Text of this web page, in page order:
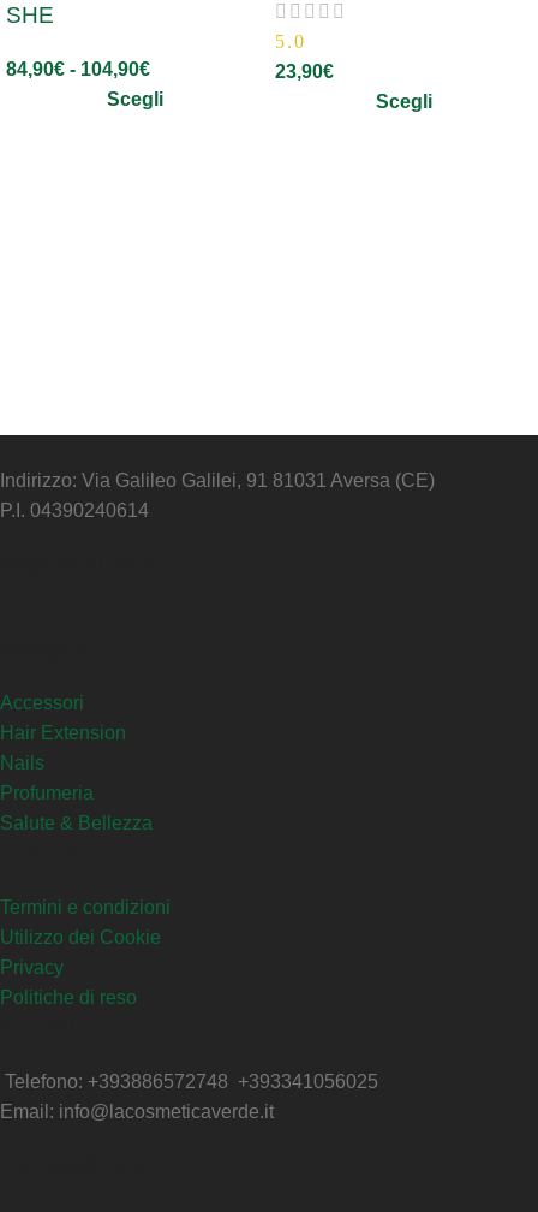
SHE
84,90€ - 104,90€
Scegli
5.0
23,90€
Scegli
Indirizzo: Via Galileo Galilei, 91 81031 Aversa (CE)
P.I. 04390240614
Accessori
Hair Extension
Nails
Profumeria
Salute & Bellezza
Termini e condizioni
Utilizzo dei Cookie
Privacy
Politiche di reso
Telefono: +393886572748 +393341056025
Email: info@lacosmeticaverde.it